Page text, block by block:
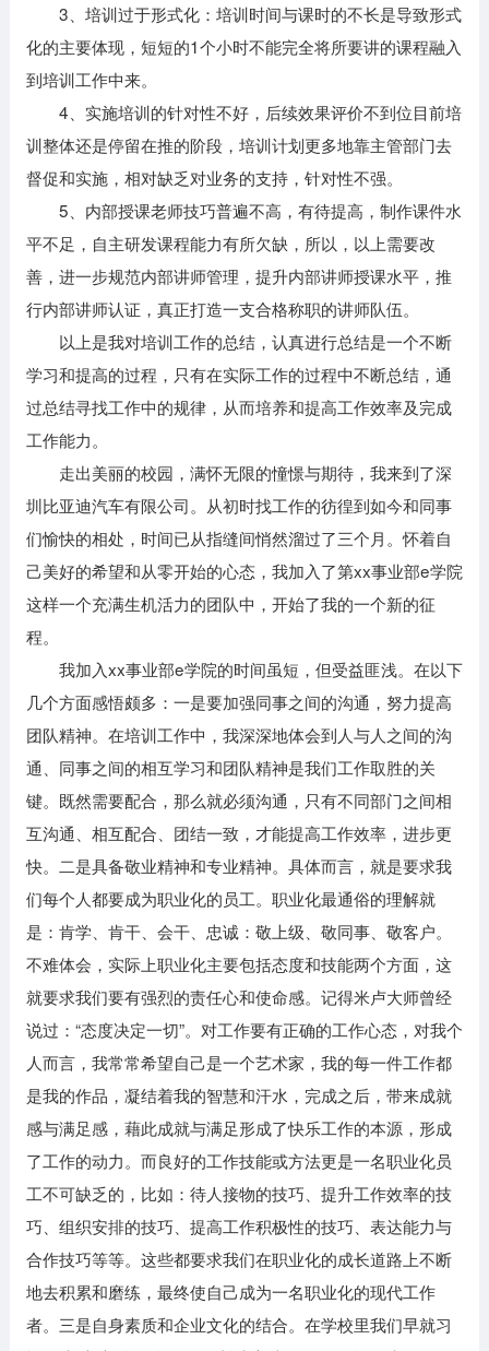
3、培训过于形式化：培训时间与课时的不长是导致形式
化的主要体现，短短的1个小时不能完全将所要讲的课程融入
到培训工作中来。
4、实施培训的针对性不好，后续效果评价不到位目前培
训整体还是停留在推的阶段，培训计划更多地靠主管部门去
督促和实施，相对缺乏对业务的支持，针对性不强。
5、内部授课老师技巧普遍不高，有待提高，制作课件水
平不足，自主研发课程能力有所欠缺，所以，以上需要改
善，进一步规范内部讲师管理，提升内部讲师授课水平，推
行内部讲师认证，真正打造一支合格称职的讲师队伍。
以上是我对培训工作的总结，认真进行总结是一个不断
学习和提高的过程，只有在实际工作的过程中不断总结，通
过总结寻找工作中的规律，从而培养和提高工作效率及完成
工作能力。
走出美丽的校园，满怀无限的憧憬与期待，我来到了深
圳比亚迪汽车有限公司。从初时找工作的彷徨到如今和同事
们愉快的相处，时间已从指缝间悄然溜过了三个月。怀着自
己美好的希望和从零开始的心态，我加入了第xx事业部e学院
这样一个充满生机活力的团队中，开始了我的一个新的征
程。
我加入xx事业部e学院的时间虽短，但受益匪浅。在以下
几个方面感悟颇多：一是要加强同事之间的沟通，努力提高
团队精神。在培训工作中，我深深地体会到人与人之间的沟
通、同事之间的相互学习和团队精神是我们工作取胜的关
键。既然需要配合，那么就必须沟通，只有不同部门之间相
互沟通、相互配合、团结一致，才能提高工作效率，进步更
快。二是具备敬业精神和专业精神。具体而言，就是要求我
们每个人都要成为职业化的员工。职业化最通俗的理解就
是：肯学、肯干、会干、忠诚：敬上级、敬同事、敬客户。
不难体会，实际上职业化主要包括态度和技能两个方面，这
就要求我们要有强烈的责任心和使命感。记得米卢大师曾经
说过：“态度决定一切”。对工作要有正确的工作心态，对我个
人而言，我常常希望自己是一个艺术家，我的每一件工作都
是我的作品，凝结着我的智慧和汗水，完成之后，带来成就
感与满足感，藉此成就与满足形成了快乐工作的本源，形成
了工作的动力。而良好的工作技能或方法更是一名职业化员
工不可缺乏的，比如：待人接物的技巧、提升工作效率的技
巧、组织安排的技巧、提高工作积极性的技巧、表达能力与
合作技巧等等。这些都要求我们在职业化的成长道路上不断
地去积累和磨练，最终使自己成为一名职业化的现代工作
者。三是自身素质和企业文化的结合。在学校里我们早就习